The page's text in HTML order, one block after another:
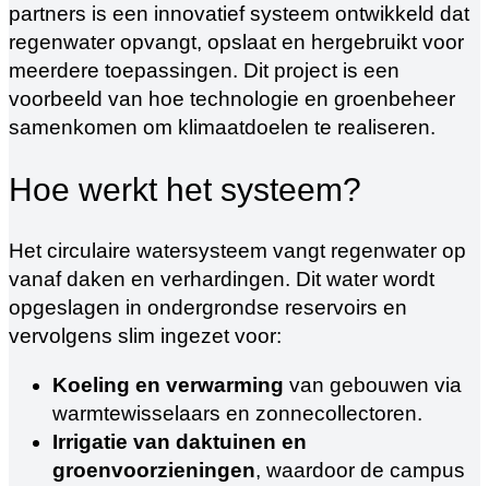
partners is een innovatief systeem ontwikkeld dat
regenwater opvangt, opslaat en hergebruikt voor
meerdere toepassingen. Dit project is een
voorbeeld van hoe technologie en groenbeheer
samenkomen om klimaatdoelen te realiseren.
Hoe werkt het systeem?
Het circulaire watersysteem vangt regenwater op
vanaf daken en verhardingen. Dit water wordt
opgeslagen in ondergrondse reservoirs en
vervolgens slim ingezet voor:
Koeling en verwarming van gebouwen via
warmtewisselaars en zonnecollectoren.
Irrigatie van daktuinen en
groenvoorzieningen, waardoor de campus